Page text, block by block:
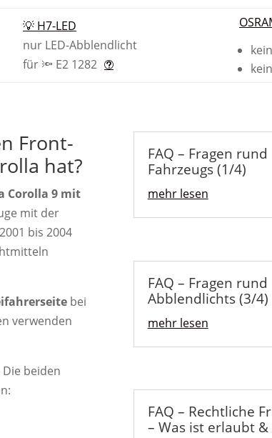
💡 H7-LED
nur LED-Abblendlicht
für 🔦 E2 1282
Front-
hat?
Corolla 9 mit
mit der
bis 2004
bei
verwenden
beiden
FAQ – Fragen
Fahrzeugs (1/4)
mehr lesen
FAQ – Fragen
Abblendlichts (3/4)
mehr lesen
FAQ – Rechtliche
– Was ist erlaubt